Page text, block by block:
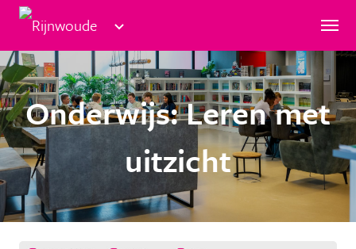
Rijnwoude Groene Hart scholen
Onderwijs: Leren met
uitzicht